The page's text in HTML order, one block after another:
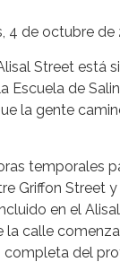
4 de octubre de
Street está
Escuela de
la gente
temporales
Griffon Street
en el
calle
del